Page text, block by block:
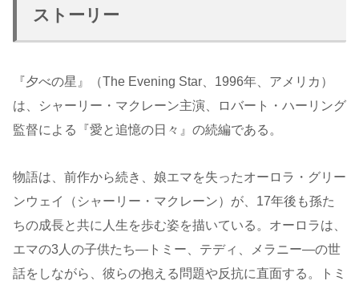
ストーリー
『夕べの星』（The Evening Star、1996年、アメリカ）
は、シャーリー・マクレーン主演、ロバート・ハーリング
監督による『愛と追憶の日々』の続編である。
物語は、前作から続き、娘エマを失ったオーロラ・グリー
ンウェイ（シャーリー・マクレーン）が、17年後も孫た
ちの成長と共に人生を歩む姿を描いている。オーロラは、
エマの3人の子供たち—トミー、テディ、メラニー—の世
話をしながら、彼らの抱える問題や反抗に直面する。トミ